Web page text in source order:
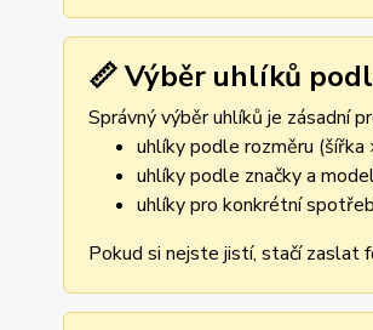
📏 Výběr uhlíků
Správný výběr uhlíků je zásadní
uhlíky podle rozměru (šířka
uhlíky podle značky a
uhlíky pro konkrétní
Pokud si nejste jistí, stačí zaslat